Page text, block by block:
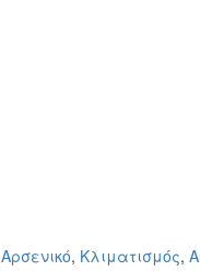
Αρσενικό, Κλιματισμός,